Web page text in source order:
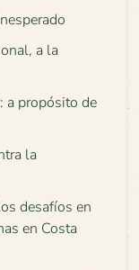
a la
a propósito de
la
desafíos en
en Costa